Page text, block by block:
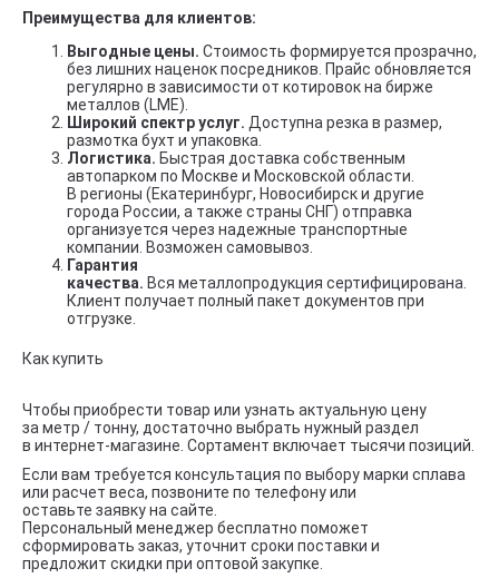
Преимущества для клиентов:
Выгодные цены. Стоимость формируется прозрачно,
без лишних наценок посредников. Прайс обновляется
регулярно в зависимости от котировок на бирже
металлов (LME).
Широкий спектр услуг. Доступна резка в размер,
размотка бухт и упаковка.
Логистика. Быстрая доставка собственным
автопарком по Москве и Московской области.
В регионы (Екатеринбург, Новосибирск и другие
города России, а также страны СНГ) отправка
организуется через надежные транспортные
компании. Возможен самовывоз.
Гарантия
качества. Вся металлопродукция сертифицирована.
Клиент получает полный пакет документов при
отгрузке.
Как купить
Чтобы приобрести товар или узнать актуальную цену
за метр / тонну, достаточно выбрать нужный раздел
в интернет-магазине. Сортамент включает тысячи позиций.
Если вам требуется консультация по выбору марки сплава
или расчет веса, позвоните по телефону или
оставьте заявку на сайте.
Персональный менеджер бесплатно поможет
сформировать заказ, уточнит сроки поставки и
предложит скидки при оптовой закупке.